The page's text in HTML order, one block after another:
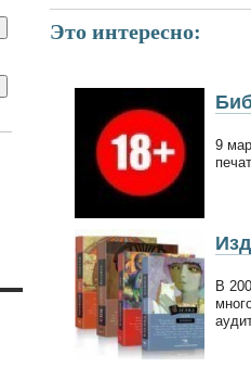
Это интересно:
9
В